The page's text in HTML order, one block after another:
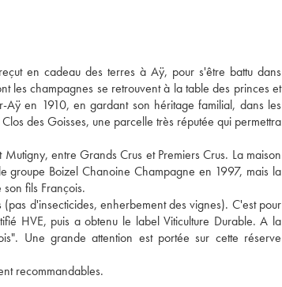
en cadeau des terres à Aÿ, pour s'être battu dans
les champagnes se retrouvent à la table des princes et
Aÿ en 1910, en gardant son héritage familial, dans les
des Goisses, une parcelle très réputée qui permettra
entre Grands Crus et Premiers Crus. La maison
groupe Boizel Chanoine Champagne en 1997, mais la
fils François.
d'insecticides, enherbement des vignes). C'est pour
HVE, puis a obtenu le label Viticulture Durable. A la
Une grande attention est portée sur cette réserve
recommandables.